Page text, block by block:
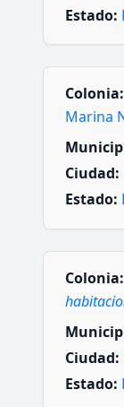
Estado:
Colonia:
Marina
Ciudad:
Estado:
Colonia:
Ciudad:
Estado: